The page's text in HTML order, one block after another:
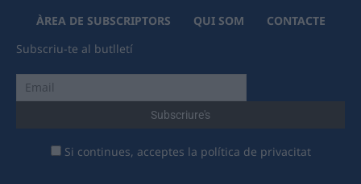
ÀREA DE SUBSCRIPTORS QUI SOM
CONTACTE
Subscriu-te al butlletí
Si continues, acceptes la política de privacitat